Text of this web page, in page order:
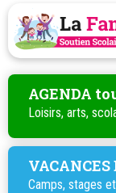
AGENDA
Loisirs, arts,
Camps, stages